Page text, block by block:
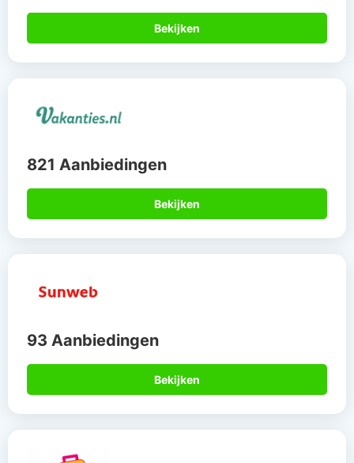
Bekijken
821 Aanbiedingen
Bekijken
93 Aanbiedingen
Bekijken